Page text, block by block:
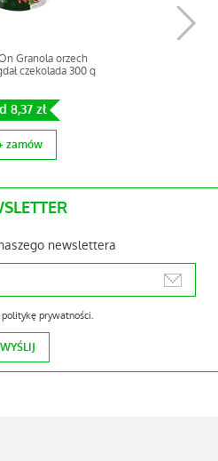
ziarno Duża
8,47 zł
zamów
Chia Szałwia
Duża Paka 1 kg
22,08 zł
Granola orzech
czekolada 300 g
8,37 zł
zamów
prażony
newslettera
politykę prywatności.